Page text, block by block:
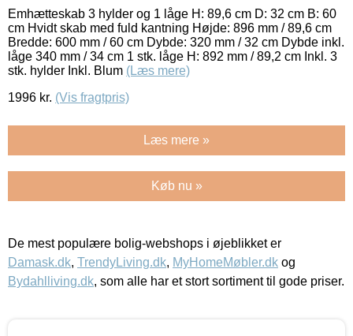
Emhætteskab 3 hylder og 1 låge H: 89,6 cm D: 32 cm B: 60
cm Hvidt skab med fuld kantning Højde: 896 mm / 89,6 cm
Bredde: 600 mm / 60 cm Dybde: 320 mm / 32 cm Dybde inkl.
låge 340 mm / 34 cm 1 stk. låge H: 892 mm / 89,2 cm Inkl. 3
stk. hylder Inkl. Blum (Læs mere)
1996 kr. (Vis fragtpris)
Læs mere »
Køb nu »
De mest populære bolig-webshops i øjeblikket er
Damask.dk, TrendyLiving.dk, MyHomeMøbler.dk og
Bydahlliving.dk, som alle har et stort sortiment til gode priser.